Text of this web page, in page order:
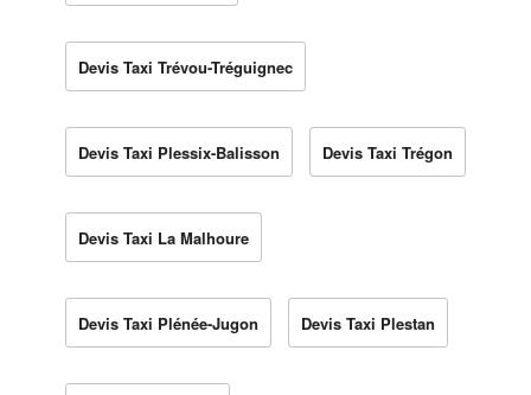
Devis Taxi Trévou-Tréguignec
Devis Taxi Plessix-Balisson Devis Taxi Trégon
Devis Taxi La Malhoure
Devis Taxi Plénée-Jugon Devis Taxi Plestan